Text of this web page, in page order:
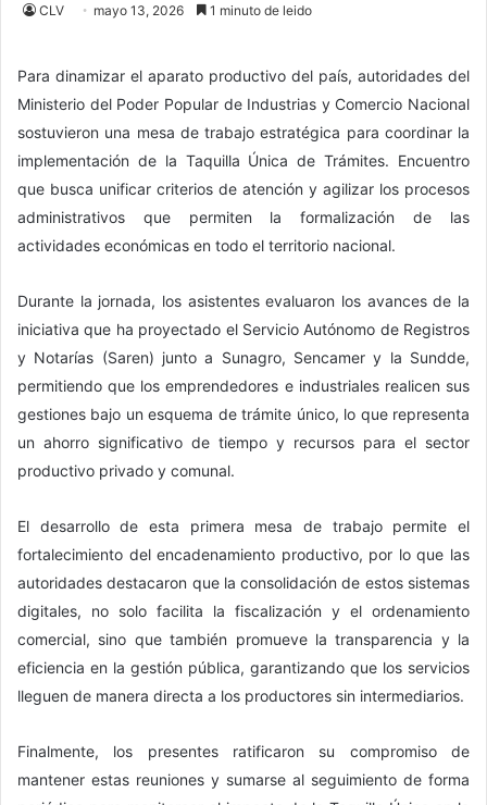
CLV mayo 13, 2026 1 minuto de leido
Para dinamizar el aparato productivo del país, autoridades del
Ministerio del Poder Popular de Industrias y Comercio Nacional
sostuvieron una mesa de trabajo estratégica para coordinar la
implementación de la Taquilla Única de Trámites. Encuentro
que busca unificar criterios de atención y agilizar los procesos
administrativos que permiten la formalización de las
actividades económicas en todo el territorio nacional.
​Durante la jornada, los asistentes evaluaron los avances de la
iniciativa que ha proyectado el Servicio Autónomo de Registros
y Notarías (Saren) junto a Sunagro, Sencamer y la Sundde,
permitiendo que los emprendedores e industriales realicen sus
gestiones bajo un esquema de trámite único, lo que representa
un ahorro significativo de tiempo y recursos para el sector
productivo privado y comunal.
​El desarrollo de esta primera mesa de trabajo permite el
fortalecimiento del encadenamiento productivo, por lo que las
autoridades destacaron que la consolidación de estos sistemas
digitales, no solo facilita la fiscalización y el ordenamiento
comercial, sino que también promueve la transparencia y la
eficiencia en la gestión pública, garantizando que los servicios
lleguen de manera directa a los productores sin intermediarios.
​Finalmente, los presentes ratificaron su compromiso de
mantener estas reuniones y sumarse al seguimiento de forma